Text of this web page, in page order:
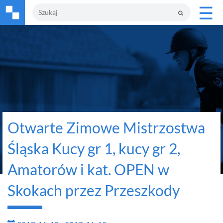
☰
Otwarte Zimowe Mistrzostwa
Śląska Kucy gr 1, kucy gr 2,
Amatorów i kat. OPEN w
Skokach przez Przeszkody